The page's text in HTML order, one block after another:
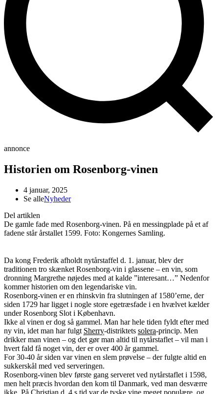
annonce
Historien om Rosenborg-vinen
4 januar, 2025
Se alleNyheder
Del artiklen
De gamle fade med Rosenborg-vinen. På en messingplade på et af
fadene står årstallet 1599. Foto: Kongernes Samling.
Da kong Frederik afholdt nytårstaffel d. 1. januar, blev der
traditionen tro skænket Rosenborg-vin i glassene – en vin, som
dronning Margrethe nøjedes med at kalde ”interesant…” Nedenfor
kommer historien om den legendariske vin.
Rosenborg-vinen er en rhinskvin fra slutningen af 1580’erne, der
siden 1729 har ligget i nogle store egetræsfade i en hvælvet kælder
under Rosenborg Slot i København.
Ikke al vinen er dog så gammel. Man har hele tiden fyldt efter med
ny vin, idet man har fulgt Sherry-distriktets solera-princip. Men
drikker man vinen – og det gør man altid til nytårstaflet – vil man i
hvert fald få noget vin, der er over 400 år gammel.
For 30-40 år siden var vinen en slem prøvelse – der fulgte altid en
sukkerskål med ved serveringen.
Rosenborg-vinen blev første gang serveret ved nytårstaflet i 1598,
men helt præcis hvordan den kom til Danmark, ved man desværre
ikke. På Christian d. 4.s tid var de tyske vine meget populære, og